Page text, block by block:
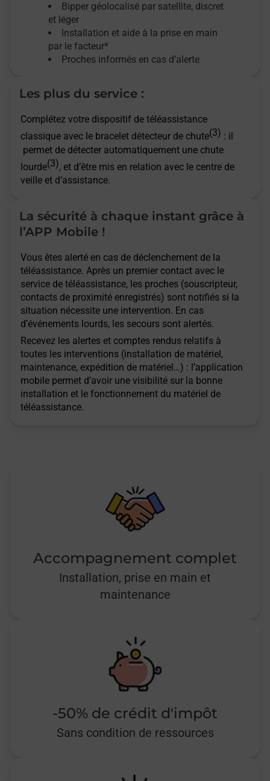
Bipper géolocalisé par satellite, discret
et léger
Installation et aide à la prise en main
par le facteur*
Proches informés en cas d’alerte
Les plus du service :
Complétez votre dispositif de téléassistance
classique avec le bracelet détecteur de chute(3) : il
permet de détecter automatiquement une chute
lourde(3), et d’être mis en relation avec le centre de
veille et d’assistance.
La sécurité à chaque instant grâce à
l’APP Mobile !
Vous êtes alerté en cas de déclenchement de la
téléassistance. Après un premier contact avec le
service de téléassistance, les proches (souscripteur,
contacts de proximité enregistrés) sont notifiés si la
situation nécessite une intervention. En cas
d’événements lourds, les secours sont alertés.
Recevez les alertes et comptes rendus relatifs à
toutes les interventions (installation de matériel,
maintenance, expédition de matériel…) : l’application
mobile permet d’avoir une visibilité sur la bonne
installation et le fonctionnement du matériel de
téléassistance.
Accompagnement complet
Installation, prise en main et
maintenance
-50% de crédit d'impôt
Sans condition de ressources